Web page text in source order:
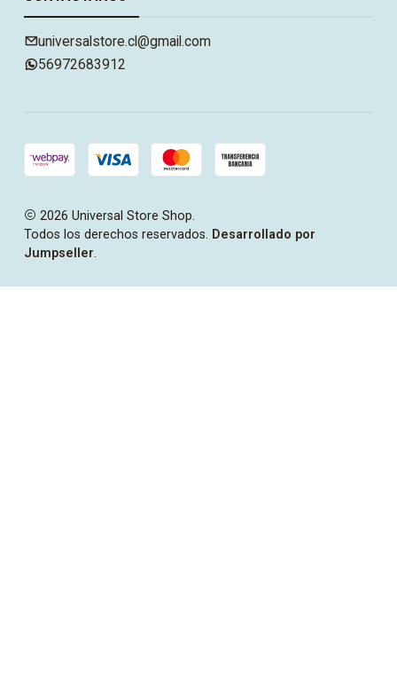
universalstore.cl@gmail.com
56972683912
2026 Universal Store Shop.
Todos los derechos reservados. Desarrollado por
Jumpseller.